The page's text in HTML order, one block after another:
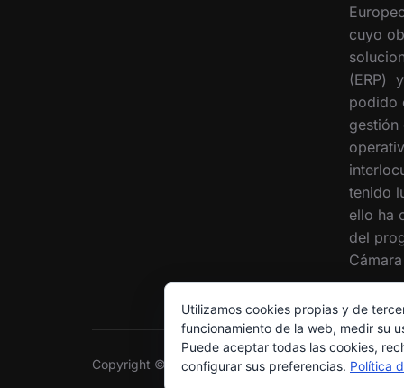
cuyo
(ERP)
podido
gestión
tenido
ello ha
del
Copyright © 2026 Grupo Interóleo
Utilizamos cookies propias y de
funcionamiento de la web, medir su
Puede aceptar todas las cookies,
configurar sus preferencias. Política